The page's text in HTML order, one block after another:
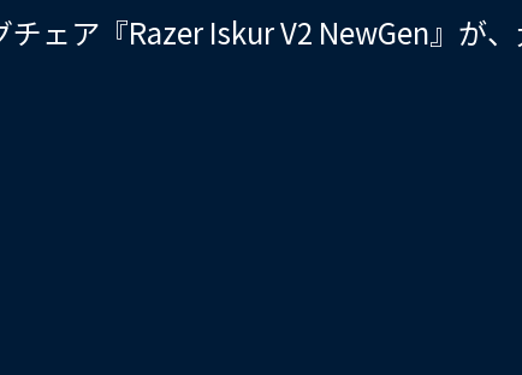
ェア『Razer Iskur V2 NewGen』が